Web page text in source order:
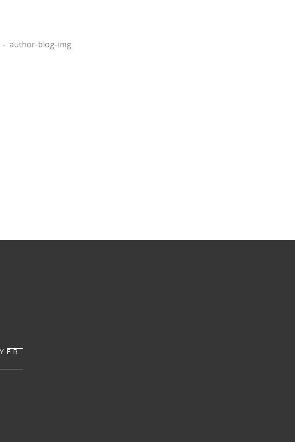
- author-blog-img